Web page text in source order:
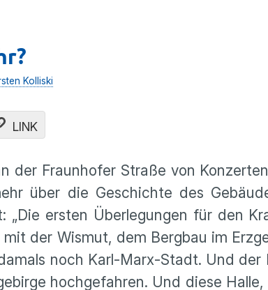
Kolliski
LINK
der Fraunhofer Straße von
über die Geschichte des
„Die ersten Überlegungen für den
der Wismut, dem Bergbau im
noch Karl-Marx-Stadt. Und
hochgefahren. Und diese